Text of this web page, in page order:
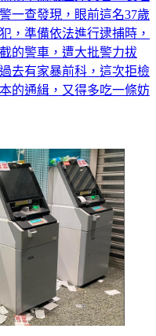
一查發現，眼前這名37歲
，準備依法進行逮捕時，
的警車，遭大批警力拔
去有家暴前科，這次拒檢
的通緝，又得多吃一條妨